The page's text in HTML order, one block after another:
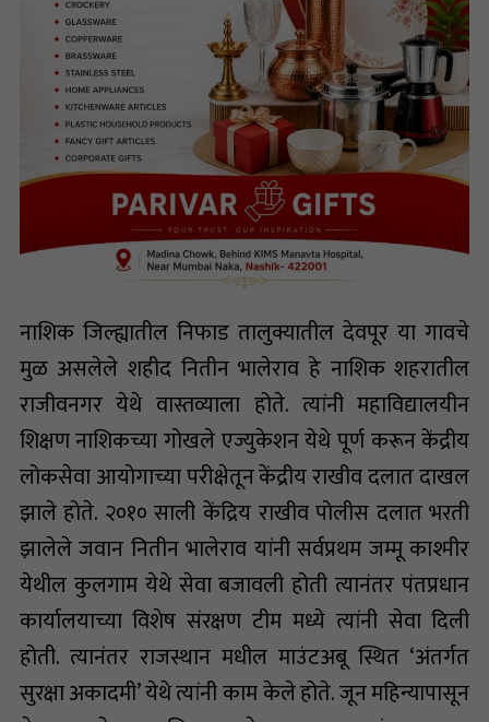
नाशिक जिल्ह्यातील निफाड तालुक्यातील देवपूर या गावचे
मुळ असलेले शहीद नितीन भालेराव हे नाशिक शहरातील
राजीवनगर येथे वास्तव्याला होते. त्यांनी महाविद्यालयीन
शिक्षण नाशिकच्या गोखले एज्युकेशन येथे पूर्ण करून केंद्रीय
लोकसेवा आयोगाच्या परीक्षेतून केंद्रीय राखीव दलात दाखल
झाले होते. २०१० साली केंद्रिय राखीव पोलीस दलात भरती
झालेले जवान नितीन भालेराव यांनी सर्वप्रथम जम्मू काश्मीर
येथील कुलगाम येथे सेवा बजावली होती त्यानंतर पंतप्रधान
कार्यालयाच्या विशेष संरक्षण टीम मध्ये त्यांनी सेवा दिली
होती. त्यानंतर राजस्थान मधील माउंटअबू स्थित ‘अंतर्गत
सुरक्षा अकादमी’ येथे त्यांनी काम केले होते. जून महिन्यापासून